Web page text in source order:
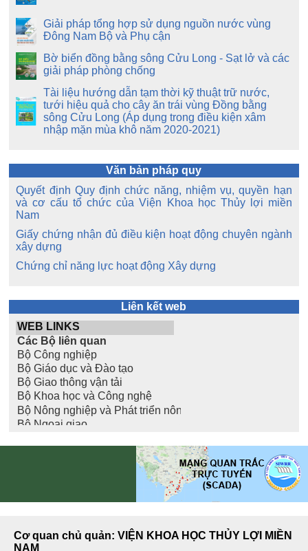
Giải pháp tổng hợp sử dụng nguồn nước vùng
Đông Nam Bộ và Phụ cận
Bờ biển đồng bằng sông Cửu Long - Sạt lở và các
giải pháp phòng chống
Tài liệu hướng dẫn tạm thời kỹ thuật trữ nước,
tưới hiệu quả cho cây ăn trái vùng Đồng bằng
sông Cửu Long (Áp dụng trong điều kiện xâm
nhập mặn mùa khô năm 2020-2021)
Văn bản pháp quy
Quyết định Quy định chức năng, nhiệm vụ, quyền hạn
và cơ cấu tổ chức của Viện Khoa học Thủy lợi miền
Nam
Giấy chứng nhận đủ điều kiện hoạt động chuyên ngành
xây dựng
Chứng chỉ năng lực hoạt động Xây dựng
Liên kết web
Cơ quan chủ quản: VIỆN KHOA HỌC THỦY LỢI MIỀN
NAM